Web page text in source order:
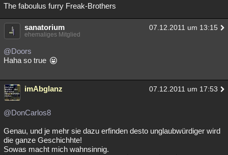
The faboulus furry Freak-Brothers
sanatorium 07.12.2011 um 13:15
ehemaliges Mitglied
@Doors
Haha so true
imAbglanz 07.12.2011 um 17:53
@DonCarlos8
Genau, und je mehr sie dazu erfinden desto unglaubwürdiger wird
die ganze Geschichhte!
Sowas macht mich wahnsinnig.